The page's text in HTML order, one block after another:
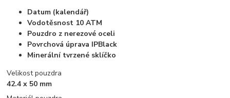
Datum (kalendář)
Vodotěsnost 10 ATM
Pouzdro z nerezové oceli
Povrchová úprava IPBlack
Minerální tvrzené sklíčko
Velikost pouzdra
42.4 x 50 mm